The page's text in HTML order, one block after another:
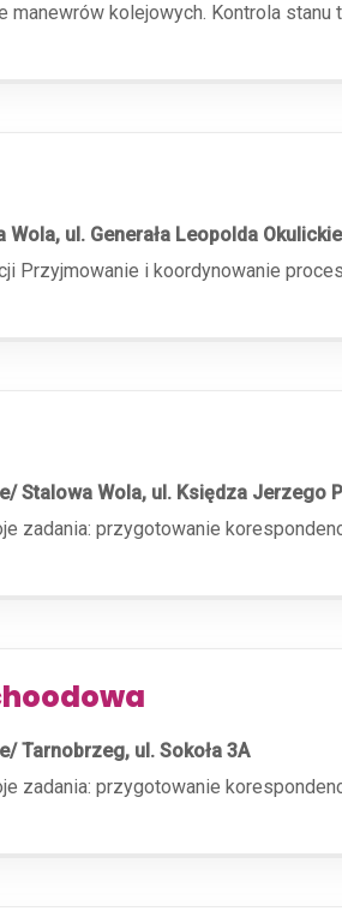
kolejowych. Kontrola
ul. Generała Leopolda
Przyjmowanie i koordynowanie
Stalowa Wola, ul. Księdza Jerzego
zadania: przygotowanie
Tarnobrzeg, ul. Sokoła 3A
zadania: przygotowanie